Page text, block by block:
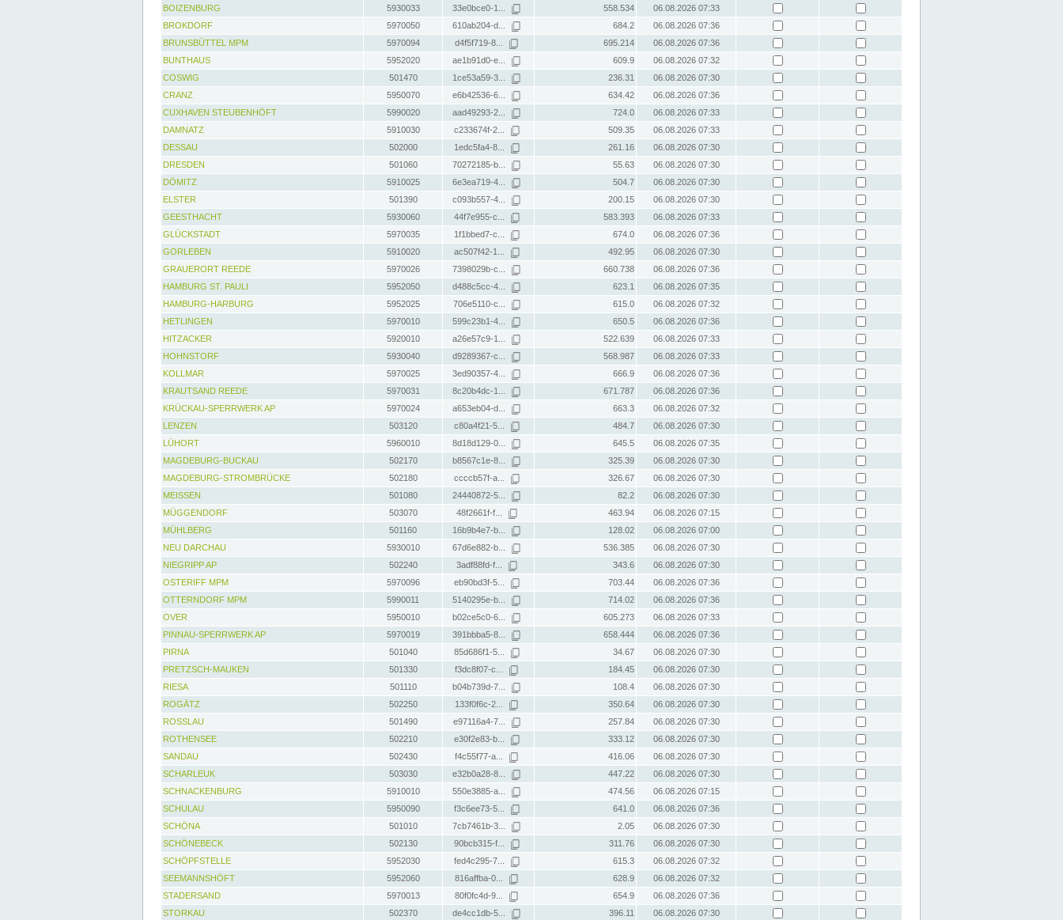
BOIZENBURG
5930033 33e0bce0-1... 558.534
06.08.2026 07:33
BROKDORF
5970050 610ab204-d... 684.2
06.08.2026 07:36
BRUNSBÜTTEL MPM
5970094 d4f5f719-8... 695.214
06.08.2026 07:36
BUNTHAUS
5952020 ae1b91d0-e... 609.9
06.08.2026 07:32
COSWIG
501470 1ce53a59-3... 236.31
06.08.2026 07:30
CRANZ
5950070 e6b42536-6... 634.42
06.08.2026 07:36
CUXHAVEN STEUBENHÖFT
5990020 aad49293-2... 724.0
06.08.2026 07:33
DAMNATZ
5910030 c233674f-2... 509.35
06.08.2026 07:33
DESSAU
502000 1edc5fa4-8... 261.16
06.08.2026 07:30
DRESDEN
501060 70272185-b... 55.63
06.08.2026 07:30
DÖMITZ
5910025 6e3ea719-4... 504.7
06.08.2026 07:30
ELSTER
501390 c093b557-4... 200.15
06.08.2026 07:30
GEESTHACHT
5930060 44f7e955-c... 583.393
06.08.2026 07:33
GLÜCKSTADT
5970035 1f1bbed7-c... 674.0
06.08.2026 07:36
GORLEBEN
5910020 ac507f42-1... 492.95
06.08.2026 07:30
GRAUERORT REEDE
5970026 7398029b-c... 660.738
06.08.2026 07:36
HAMBURG ST. PAULI
5952050 d488c5cc-4... 623.1
06.08.2026 07:35
HAMBURG-HARBURG
5952025 706e5110-c... 615.0
06.08.2026 07:32
HETLINGEN
5970010 599c23b1-4... 650.5
06.08.2026 07:36
HITZACKER
5920010 a26e57c9-1... 522.639
06.08.2026 07:33
HOHNSTORF
5930040 d9289367-c... 568.987
06.08.2026 07:33
KOLLMAR
5970025 3ed90357-4... 666.9
06.08.2026 07:36
KRAUTSAND REEDE
5970031 8c20b4dc-1... 671.787
06.08.2026 07:36
KRÜCKAU-SPERRWERK AP
5970024 a653eb04-d... 663.3
06.08.2026 07:32
LENZEN
503120 c80a4f21-5... 484.7
06.08.2026 07:30
LÜHORT
5960010 8d18d129-0... 645.5
06.08.2026 07:35
MAGDEBURG-BUCKAU
502170 b8567c1e-8... 325.39
06.08.2026 07:30
MAGDEBURG-STROMBRÜCKE
502180 ccccb57f-a... 326.67
06.08.2026 07:30
MEISSEN
501080 24440872-5... 82.2
06.08.2026 07:30
MÜGGENDORF
503070 48f2661f-f... 463.94
06.08.2026 07:15
MÜHLBERG
501160 16b9b4e7-b... 128.02
06.08.2026 07:00
NEU DARCHAU
5930010 67d6e882-b... 536.385
06.08.2026 07:30
NIEGRIPP AP
502240 3adf88fd-f... 343.6
06.08.2026 07:30
OSTERIFF MPM
5970096 eb90bd3f-5... 703.44
06.08.2026 07:36
OTTERNDORF MPM
5990011 5140295e-b... 714.02
06.08.2026 07:36
OVER
5950010 b02ce5c0-6... 605.273
06.08.2026 07:33
PINNAU-SPERRWERK AP
5970019 391bbba5-8... 658.444
06.08.2026 07:36
PIRNA
501040 85d686f1-5... 34.67
06.08.2026 07:30
PRETZSCH-MAUKEN
501330 f3dc8f07-c... 184.45
06.08.2026 07:30
RIESA
501110 b04b739d-7... 108.4
06.08.2026 07:30
ROGÄTZ
502250 133f0f6c-2... 350.64
06.08.2026 07:30
ROSSLAU
501490 e97116a4-7... 257.84
06.08.2026 07:30
ROTHENSEE
502210 e30f2e83-b... 333.12
06.08.2026 07:30
SANDAU
502430 f4c55f77-a... 416.06
06.08.2026 07:30
SCHARLEUK
503030 e32b0a28-8... 447.22
06.08.2026 07:30
SCHNACKENBURG
5910010 550e3885-a... 474.56
06.08.2026 07:15
SCHULAU
5950090 f3c6ee73-5... 641.0
06.08.2026 07:36
SCHÖNA
501010 7cb7461b-3... 2.05
06.08.2026 07:30
SCHÖNEBECK
502130 90bcb315-f... 311.76
06.08.2026 07:30
SCHÖPFSTELLE
5952030 fed4c295-7... 615.3
06.08.2026 07:32
SEEMANNSHÖFT
5952060 816affba-0... 628.9
06.08.2026 07:32
STADERSAND
5970013 80f0fc4d-9... 654.9
06.08.2026 07:36
STORKAU
502370 de4cc1db-5... 396.11 06.08.2026 07:30